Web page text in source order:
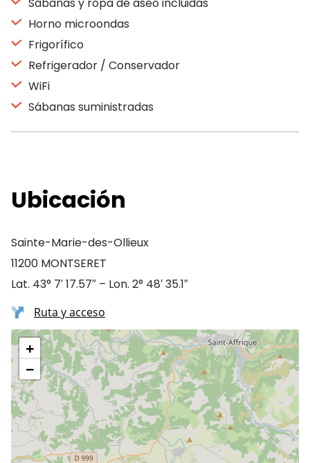
Horno microondas
Frigorífico
Refrigerador / Conservador
WiFi
Sábanas suministradas
Ubicación
Sainte-Marie-des-Ollieux
11200 MONTSERET
Lat. 43° 7′ 17.57″ – Lon. 2° 48′ 35.1″
Ruta y acceso
+
−